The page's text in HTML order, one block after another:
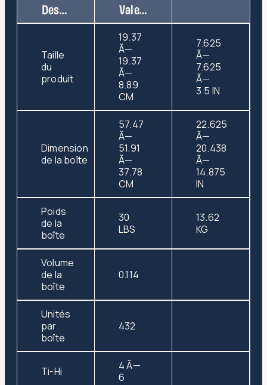
Description Valeur
Taille
du
produit
19.37
Ã—
19.37
Ã—
8.89
CM
7.625
Ã—
7.625
Ã—
3.5 IN
Dimension
de la boîte
57.47
Ã—
51.91
Ã—
37.78
CM
22.625
Ã—
20.438
Ã—
14.875
IN
Poids
de la
boîte
30
LBS
13.62
KG
Volume
de la
boîte
0.114
Unités
par
boîte
432
Ti-Hi
4 Ã—
6